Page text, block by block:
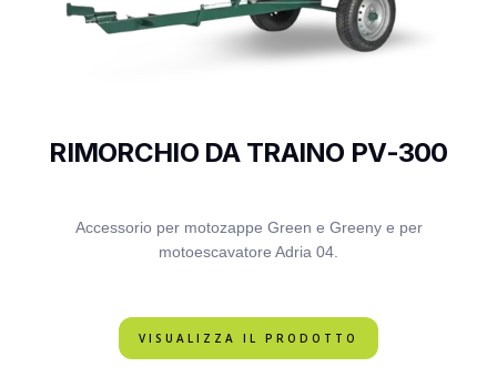
RIMORCHIO DA TRAINO PV-300
Accessorio per motozappe Green e Greeny e per
motoescavatore Adria 04.
VISUALIZZA IL PRODOTTO